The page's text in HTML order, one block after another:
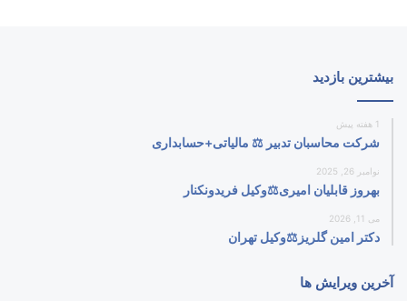
بیشترین بازدید
1 هفته پیش
شرکت محاسبان تدبیر ⚖️ مالیاتی+حسابداری
نوامبر 26, 2025
بهروز قابلیان امیری⚖️وکیل فریدونکنار
می 11, 2026
دکتر امین گلریز⚖️وکیل تهران
آخرین ویرایش ها